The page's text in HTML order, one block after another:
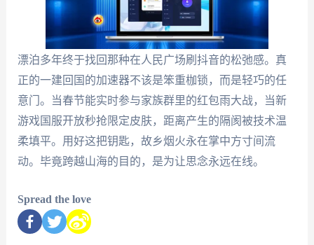
漂泊多年终于找回那种在人民广场刷抖音的松弛感。真
正的一建回国的加速器不该是笨重枷锁，而是轻巧的任
意门。当春节能实时参与家族群里的红包雨大战，当新
游戏国服开放秒抢限定皮肤，距离产生的隔阂被技术温
柔填平。用好这把钥匙，故乡烟火永在掌中方寸间流
动。毕竟跨越山海的目的，是为让思念永远在线。
Spread the love